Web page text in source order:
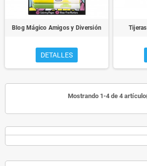
Blog Mágico Amigos y Diversión
DETALLES
Mostrando 1-4 de 4